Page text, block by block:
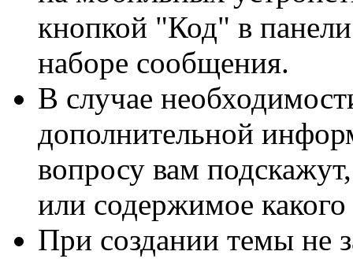
кнопкой "Код" в
наборе сообщения.
В случае
дополнительной
вопросу вам
или содержимое
При создании темы не